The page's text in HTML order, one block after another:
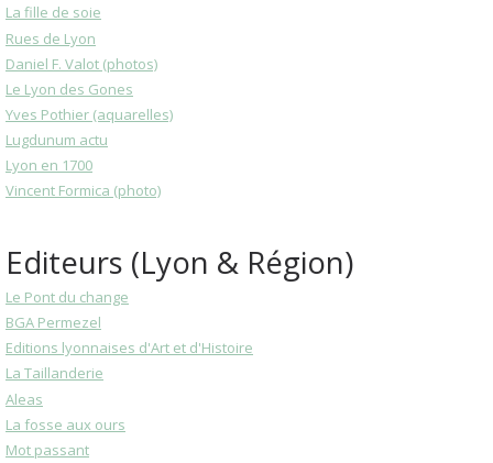
La fille de soie
Rues de Lyon
Daniel F. Valot (photos)
Le Lyon des Gones
Yves Pothier (aquarelles)
Lugdunum actu
Lyon en 1700
Vincent Formica (photo)
Editeurs (Lyon & Région)
Le Pont du change
BGA Permezel
Editions lyonnaises d'Art et d'Histoire
La Taillanderie
Aleas
La fosse aux ours
Mot passant